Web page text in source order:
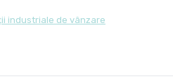
industriale de vânzare